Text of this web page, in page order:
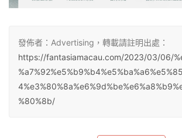
發佈者：Advertising，轉載請註明出處：
https://fantasiamacau.com/2023/03/06/
%80%8b/